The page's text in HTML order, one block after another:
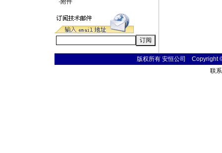
·附件
版权所有 安恒公司 Copyright
联